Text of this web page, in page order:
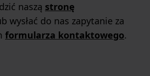
naszą stronę
wysłać do nas zapytanie za
formularza kontaktowego.